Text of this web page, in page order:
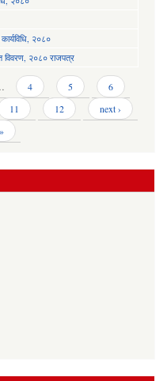
२०८०
विवरण, २०८० राजपत्र
4 5
6
11 12
next ›